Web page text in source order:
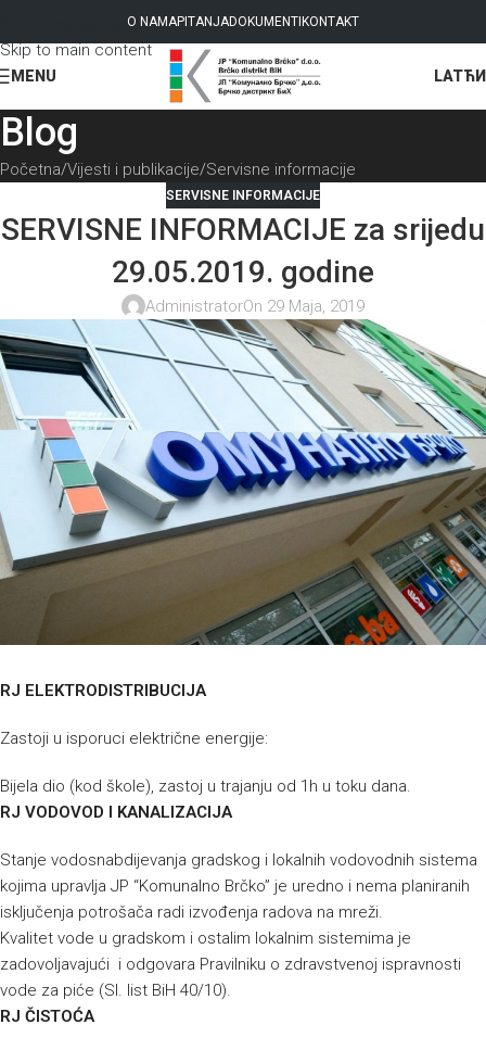
Skip to navigation
Skip to main content
O NAMAPITANJADOKUMENTI KONTAKT
MENU LAT
Blog
Početna Vijesti i publikacije Servisne informacije
SERVISNE INFORMACIJE
SERVISNE INFORMACIJE za srijedu
29.05.2019. godine
AdministratorOn 29 Maja, 2019
RJ ELEKTRODISTRIBUCIJA
Zastoji u isporuci električne energije:
Bijela dio (kod škole), zastoj u trajanju od 1h u toku dana.
RJ VODOVOD I KANALIZACIJA
Stanje vodosnabdijevanja gradskog i lokalnih vodovodnih sistema
kojima upravlja JP “Komunalno Brčko” je uredno i nema planiranih
isključenja potrošača radi izvođenja radova na mreži.
Kvalitet vode u gradskom i ostalim lokalnim sistemima je
zadovoljavajući i odgovara Pravilniku o zdravstvenoj ispravnosti
vode za piće (Sl. list BiH 40/10).
RJ ČISTOĆA